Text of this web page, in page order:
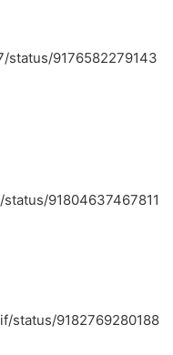
9176582279143
91804637467811
status/9182769280188